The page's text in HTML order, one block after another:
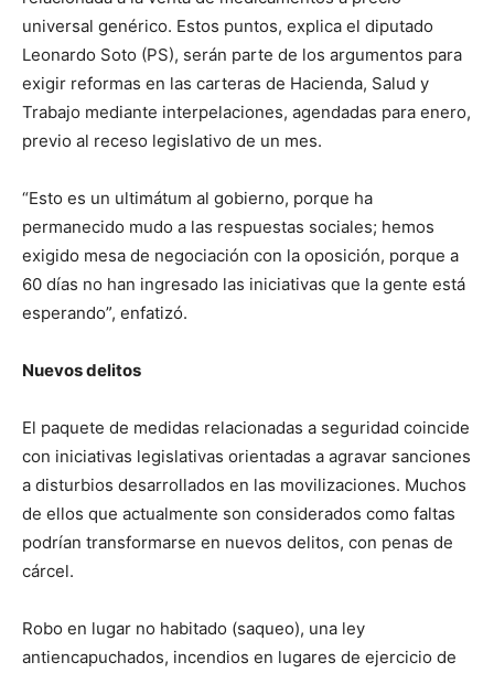
universal genérico. Estos puntos, explica el diputado
Leonardo Soto (PS), serán parte de los argumentos para
exigir reformas en las carteras de Hacienda, Salud y
Trabajo mediante interpelaciones, agendadas para enero,
previo al receso legislativo de un mes.
“Esto es un ultimátum al gobierno, porque ha
permanecido mudo a las respuestas sociales; hemos
exigido mesa de negociación con la oposición, porque a
60 días no han ingresado las iniciativas que la gente está
esperando”, enfatizó.
Nuevos delitos
El paquete de medidas relacionadas a seguridad coincide
con iniciativas legislativas orientadas a agravar sanciones
a disturbios desarrollados en las movilizaciones. Muchos
de ellos que actualmente son considerados como faltas
podrían transformarse en nuevos delitos, con penas de
cárcel.
Robo en lugar no habitado (saqueo), una ley
antiencapuchados, incendios en lugares de ejercicio de